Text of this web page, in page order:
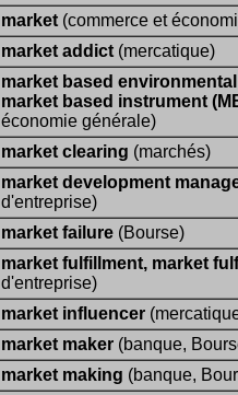
market (commerce et
market addict (mercatique)
market based
market based instrument
économie générale)
market clearing (marchés)
market development
d'entreprise)
market failure (Bourse)
market fulfillment, market
d'entreprise)
market influencer
market maker (banque,
market making (banque,